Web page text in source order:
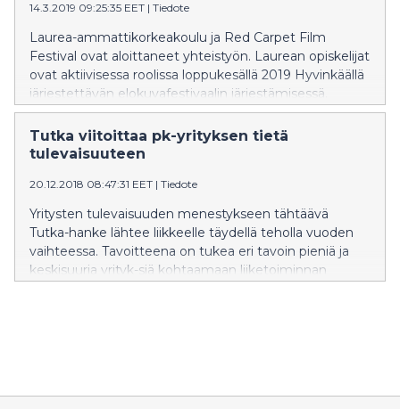
14.3.2019 09:25:35 EET | Tiedote
Laurea-ammattikorkeakoulu ja Red Carpet Film
Festival ovat aloittaneet yhteistyön. Laurean opiskelijat
ovat aktiivisessa roolissa loppukesällä 2019 Hyvinkäällä
järjestettävän elokuvafestivaalin järjestämisessä.
Yhteistyö perustuu laurealaiseen kehittämispohjaisen
oppimisen malliin, jossa opiskelijoiden oppiminen
viedään aitoihin työelämän tilanteisiin. -Yritysten kanssa
tavaramerkki, kertoo rehtori, toimitusjohtaja Jouni
Koski. -Olemme jo vuosikymmenten ajan yhdistäneet
oppimisen aitoihin työelämän kehittämishankkeisiin,
joista hyötyvät niin opiskelijat kuin toimeksiantajatkin.
Sitoutumisemme Red Carpet -festivaaliin on osa
Laurean seutukaupunkiyhteistyötä Uudellamaalla.
Ideologiamme on
Tutka viitoittaa pk-yrityksen tietä
tulevaisuuteen
20.12.2018 08:47:31 EET | Tiedote
Yritysten tulevaisuuden menestykseen tähtäävä
Tutka-hanke lähtee liikkeelle täydellä teholla vuoden
vaihteessa. Tavoitteena on tukea eri tavoin pieniä ja
keskisuuria yrityk-siä kohtaamaan liiketoiminnan